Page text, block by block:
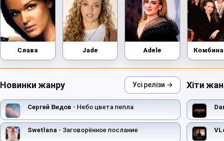
Слава Jade Adele
Новинки жанру Усі релізи →
Сергей Видов - Небо цвета пепла
Swetlana - Заговорённое послание
Хіти